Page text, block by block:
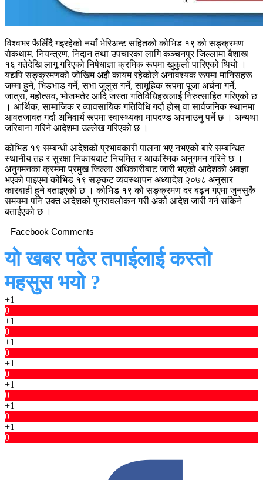
विश्वभर फैलिँदै गइरहेको नयाँ भेरिअन्ट सहितको कोभिड १९ को सङ्क्रमण
रोकथाम, नियन्त्रण, निदान तथा उपचारका लागि कञ्चनपुर जिल्लामा बैशाख
१६ गतेदेखि लागू गरिएको निषेधाज्ञा क्रमिक रूपमा खुकुलो पारिएको थियो ।
यद्यपि सङ्क्रमणको जोखिम अझै कायम रहेकोले अनावश्यक रूपमा मानिसहरू
जम्मा हुने, भिडभाड गर्ने, सभा जुलुस गर्ने, सामूहिक रूपमा पूजा अर्चना गर्ने,
जात्रा, महोत्सव, भोजभतेर आदि जस्ता गतिविधिहरूलाई निरुत्साहित गरिएको छ
। आर्थिक, सामाजिक र व्यावसायिक गतिविधि गर्दा होस् वा सार्वजनिक स्थानमा
आवतजावत गर्दा अनिवार्य रूपमा स्वास्थ्यका मापदण्ड अपनाउनु पर्ने छ । अन्यथा
जरिवाना गरिने आदेशमा उल्लेख गरिएको छ ।
कोभिड १९ सम्बन्धी आदेशको प्रभावकारी पालना भए नभएको बारे सम्बन्धित
स्थानीय तह र सुरक्षा निकायबाट नियमित र आकस्मिक अनुगमन गरिने छ ।
अनुगमनका क्रममा प्रमुख जिल्ला अधिकारीबाट जारी भएको आदेशको अवज्ञा
भएको पाइएमा कोभिड १९ सङ्कट व्यवस्थापन अध्यादेश २०७८ अनुसार
कारबाही हुने बताइएको छ । कोभिड १९ को सङ्क्रमण दर बढ्न गएमा जुनसुकै
समयमा पनि उक्त आदेशको पुनरावलोकन गरी अर्को आदेश जारी गर्न सकिने
बताईएको छ ।
Facebook Comments
यो खबर पढेर तपाईलाई कस्तो
महसुस भयो ?
+1
0
+1
0
+1
0
+1
0
+1
0
+1
0
+1
0